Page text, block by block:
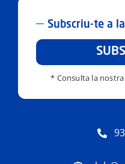
Subscriu-te a
* Consulta la